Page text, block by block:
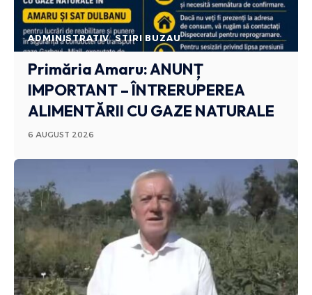
ADMINISTRATIV STIRI BUZAU
Primăria Amaru: ANUNȚ
IMPORTANT – ÎNTRERUPEREA
ALIMENTĂRII CU GAZE NATURALE
6 AUGUST 2026